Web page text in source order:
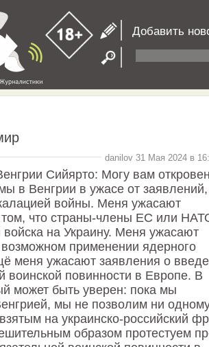
Добавить
danilov 31 Мая 2024 в
Сийярто: Могу вам
в Венгрии в ужасе от заявлений,
войны. Меня ужасают
том, что страны-члены ЕС или
войска на Украину. Меня ужасают
применении ядерного
меня ужасают заявления о
воинской повинности в Европе. В
может быть уверен: пока мы
мы не позволим ни
на украинско-российский
образом протестуем